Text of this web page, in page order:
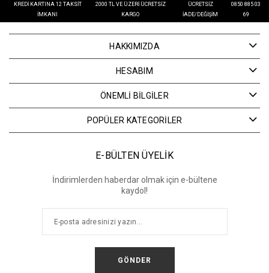
KREDI KARTINA 12 TAKSIT
İMKANI
2000 TL VE ÜZERI ÜCRETSIZ
KARGO
ÜCRETSIZ
İADE/DEĞIŞIM
0850 885 03
69
HAKKIMIZDA
HESABIM
ÖNEMLİ BİLGİLER
POPÜLER KATEGORİLER
E-BÜLTEN ÜYELİK
İndirimlerden haberdar olmak için e-bültene
kaydol!
GÖNDER